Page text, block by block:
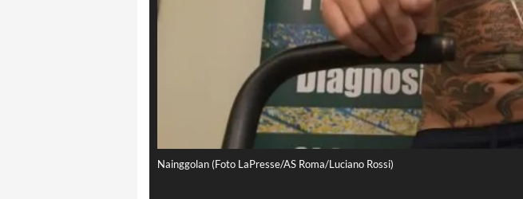
Nainggolan (Foto LaPresse/AS Roma/Luciano Rossi)